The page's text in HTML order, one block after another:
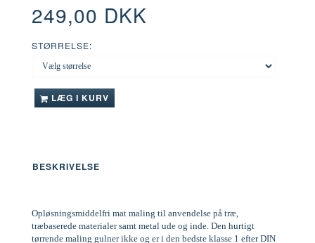
249,00 DKK
STØRRELSE:
LÆG I KURV
BESKRIVELSE
Opløsningsmiddelfri mat maling til anvendelse på træ,
træbaserede materialer samt metal ude og inde. Den hurtigt
tørrende maling gulner ikke og er i den bedste klasse 1 efter DIN